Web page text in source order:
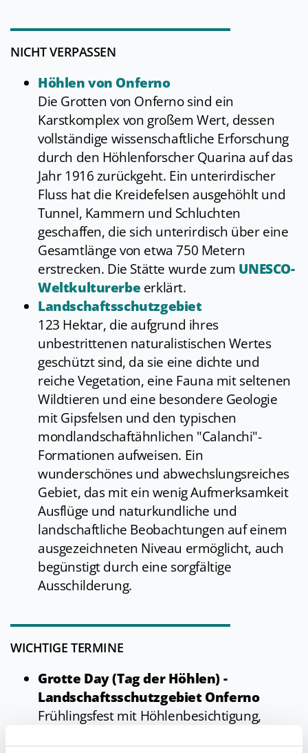
NICHT VERPASSEN
Höhlen von Onferno
Die Grotten von Onferno sind ein
Karstkomplex von großem Wert, dessen
vollständige wissenschaftliche Erforschung
durch den Höhlenforscher Quarina auf das
Jahr 1916 zurückgeht. Ein unterirdischer
Fluss hat die Kreidefelsen ausgehöhlt und
Tunnel, Kammern und Schluchten
geschaffen, die sich unterirdisch über eine
Gesamtlänge von etwa 750 Metern
erstrecken. Die Stätte wurde zum UNESCO-
Weltkulturerbe erklärt.
Landschaftsschutzgebiet
123 Hektar, die aufgrund ihres
unbestrittenen naturalistischen Wertes
geschützt sind, da sie eine dichte und
reiche Vegetation, eine Fauna mit seltenen
Wildtieren und eine besondere Geologie
mit Gipsfelsen und den typischen
mondlandschaftähnlichen "Calanchi"-
Formationen aufweisen. Ein
wunderschönes und abwechslungsreiches
Gebiet, das mit ein wenig Aufmerksamkeit
Ausflüge und naturkundliche und
landschaftliche Beobachtungen auf einem
ausgezeichneten Niveau ermöglicht, auch
begünstigt durch eine sorgfältige
Ausschilderung.
WICHTIGE TERMINE
Grotte Day (Tag der Höhlen) -
Landschaftsschutzgebiet Onferno
Frühlingsfest mit Höhlenbesichtigung,